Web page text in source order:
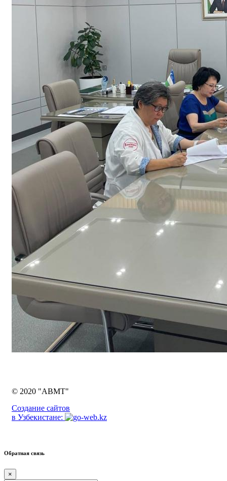
© 2020 "ABMT"
Создание сайтов
в Узбекистане:
Обратная связь
×